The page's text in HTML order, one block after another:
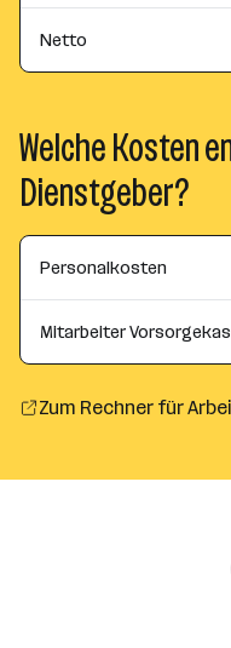
Netto
Welche Kosten
Dienstgeber?
Personalkosten
Mitarbeiter
Zum Rechner für